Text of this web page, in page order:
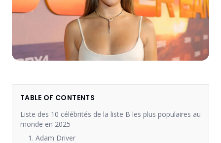
TABLE OF CONTENTS
Liste des 10 célébrités de la liste B les plus populaires au
monde en 2025
1. Adam Driver